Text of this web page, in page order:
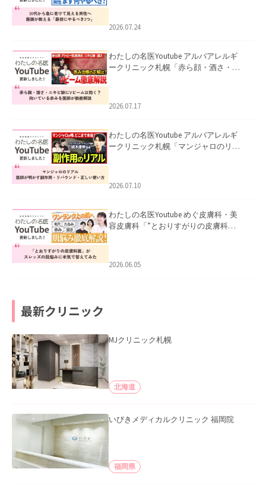
た。
2026.07.24
わたしの名医Youtube アルバアレルギ
ークリニック札幌「赤ら顔・酒さ・ニ
した。
2026.07.17
わたしの名医Youtube アルバアレルギ
ークリニック札幌「マンジャロのリア
2026.07.10
わたしの名医Youtube めぐ皮膚科・美
容皮膚科「”とおりすがりの皮膚科
2026.06.05
最新クリニック
MJクリニック札幌
北海道
いびきメディカルクリニック 福岡院
福岡県